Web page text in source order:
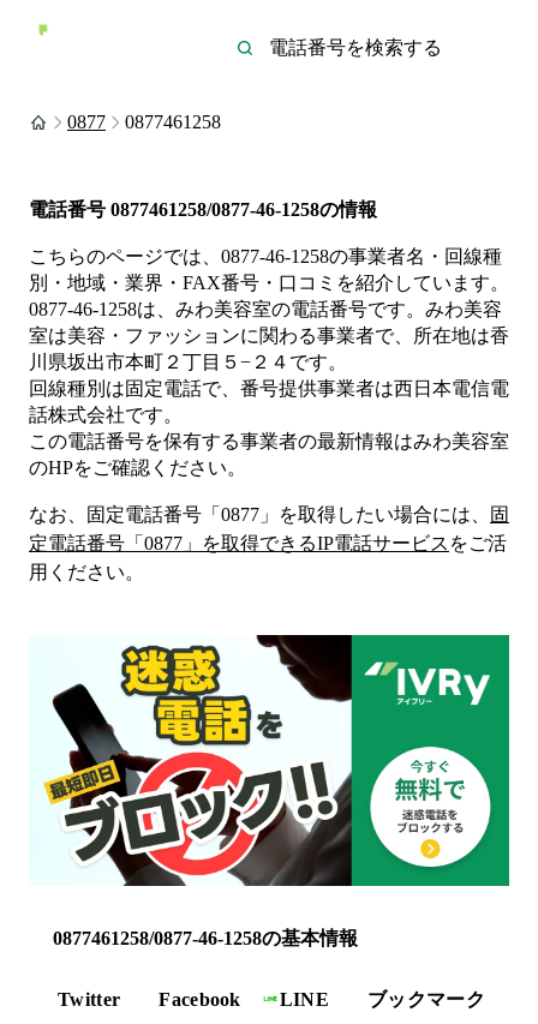
0877 0877461258
電話番号 0877461258/0877-46-1258の情報
こちらのページでは、 0877-46-1258の事業者名・回線種
別・地域・業界・FAX番号・口コミを紹介しています。
0877-46-1258は、 みわ美容室の電話番号です。 みわ美容
室は美容・ファッションに関わる事業者で、所在地は香
川県坂出市本町２丁目５−２４ です。
回線種別は固定電話で、番号提供事業者は西日本電信電
話株式会社です。
この電話番号を保有する事業者の最新情報はみわ美容室
のHPをご確認ください。
なお、固定電話番号「 0877 」を取得したい場合には、
固
定電話番号「 0877 」を取得できるIP電話サービス をご活
用ください。
0877461258/0877-46-1258の基本情報
Twitter Facebook LINE
ブックマーク